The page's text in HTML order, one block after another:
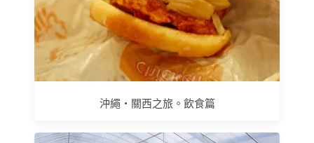
沖繩‧關西之旅。飲食篇